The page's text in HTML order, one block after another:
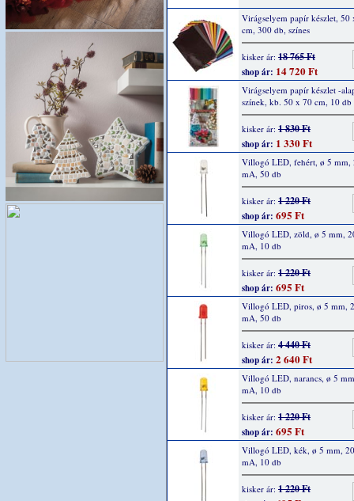
Virágselyem papír készlet, 50
cm, 300 db, színes
kisker ár: 18 765 Ft
shop ár: 14 720 Ft
Virágselyem papír készlet -
színek, kb. 50 x 70 cm, 10 db
kisker ár: 1 830 Ft
shop ár: 1 330 Ft
Villogó LED, fehért, ø 5 mm,
mA, 50 db
kisker ár: 1 220 Ft
shop ár: 695 Ft
Villogó LED, zöld, ø 5 mm,
mA, 10 db
kisker ár: 1 220 Ft
shop ár: 695 Ft
Villogó LED, piros, ø 5 mm,
mA, 50 db
kisker ár: 4 440 Ft
shop ár: 2 640 Ft
Villogó LED, narancs, ø 5
mA, 10 db
kisker ár: 1 220 Ft
shop ár: 695 Ft
Villogó LED, kék, ø 5 mm, 20
mA, 10 db
kisker ár: 1 220 Ft